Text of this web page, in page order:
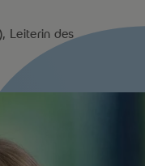
Leiterin des